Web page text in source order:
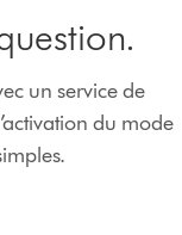
un service de
du mode